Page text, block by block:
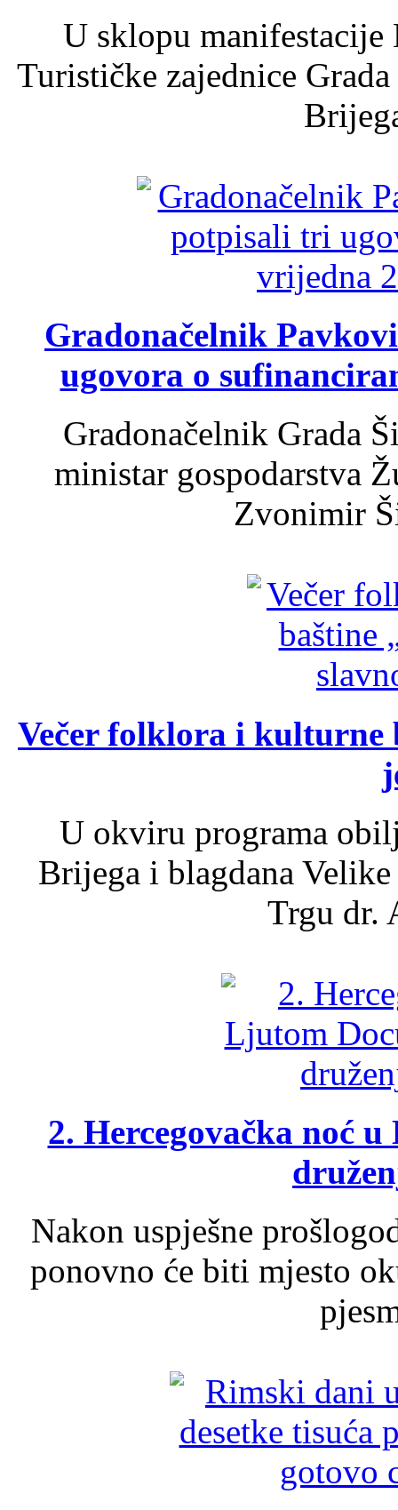
U sklopu
Turističke zajednice
Gradonačelnik
ugovora o
Gradonačelnik Grada
ministar gospodarstva
Zvonimir
Večer folklora i kulturne
U okviru programa
Brijega i blagdana
Trgu dr.
2. Hercegovačka noć
Nakon uspješne
ponovno će biti mjesto